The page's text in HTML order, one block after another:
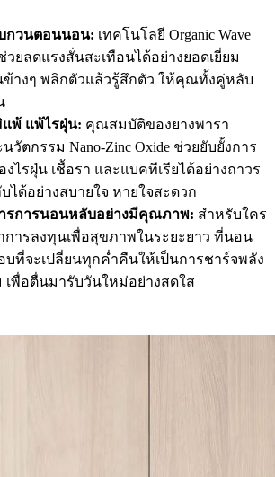
กวนตอนนอน: เทคโนโลยี Organic Wave
ช่วยลดแรงสั่นสะเทือนได้อย่างยอดเยี่ยม
างๆ พลิกตัวแล้วรู้สึกตัว ให้คุณทั้งคู่หลับ
พ้ แพ้ไรฝุ่น: คุณสมบัติของยางพารา
วัตกรรม Nano-Zinc Oxide ช่วยยับยั้งการ
งไรฝุ่น เชื้อรา และแบคทีเรียได้อย่างถาวร
ด้อย่างสบายใจ หายใจสะดวก
รการนอนหลับอย่างมีคุณภาพ: สำหรับใคร
ารลงทุนเพื่อสุขภาพในระยะยาว ที่นอน
ที่จะเปลี่ยนทุกค่ำคืนให้เป็นการชาร์จพลัง
เพื่อตื่นมารับวันใหม่อย่างสดใส